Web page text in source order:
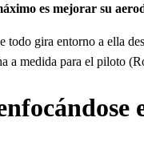
es mejorar su
gira entorno a ella
a medida para el piloto